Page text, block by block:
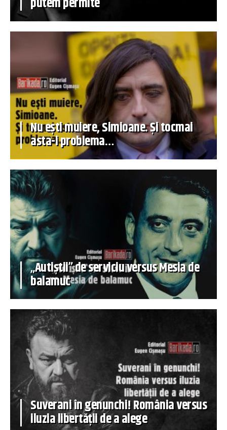
Nu ești muiere, Simioane. Și tocmai
asta-i problema…
„Autiștii” de serviciu versus Mesia de
balamuc
Suverani în genunchi! România versus
iluzia libertății de a alege